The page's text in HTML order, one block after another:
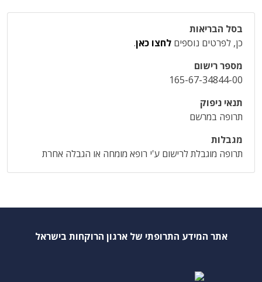
בסל הבריאות
כן, לפרטים נוספים לחצו כאן.
מספר רישום
165-67-34844-00
תנאי ניפוק
תרופה במרשם
מגבלות
תרופה מוגבלת לרישום ע'י רופא מומחה או הגבלה אחרת
אתר המידע התרופתי של ארגון הרוקחות בישראל